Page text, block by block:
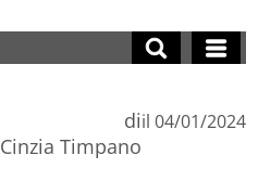
di
Cinzia Timpano
il 04/01/2024